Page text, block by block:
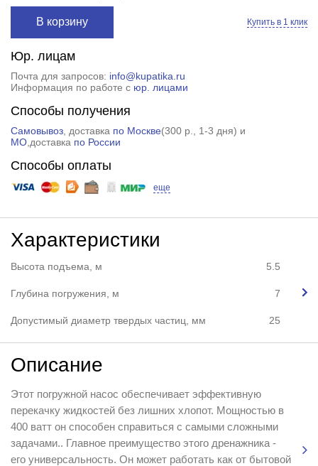
В корзину Купить в 1 клик
Юр. лицам
Почта для запросов: info@kupatika.ru
Информация по работе с юр. лицами
Способы получения
Самовывоз, доставка по Москве(300 р.
, 1-3 дня) и
МО,доставка по России
Способы оплаты
еще
Характеристики
Высота подъема, м 5.5
Глубина погружения, м 7
Допустимый диаметр твердых частиц, мм 25
Описание
Этот погружной насос обеспечивает эффективную
перекачку жидкостей без лишних хлопот. Мощностью в
400 ватт он способен справиться с самыми сложными
задачами.. Главное преимущество этого дренажника -
его универсальность. Он может работать как от бытовой